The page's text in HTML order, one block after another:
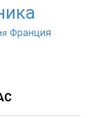
Франция